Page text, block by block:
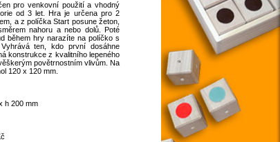
pro venkovní použití a vhodný
od 3 let. Hra je určena pro 2
a z políčka Start posune žeton,
nahoru a nebo dolů. Poté
během hry narazíte na políčko s
ten, kdo první dosáhne
konstrukce z kvalitního lepeného
povětrnostním vlivům. Na
120 x 120 mm.
h 200 mm